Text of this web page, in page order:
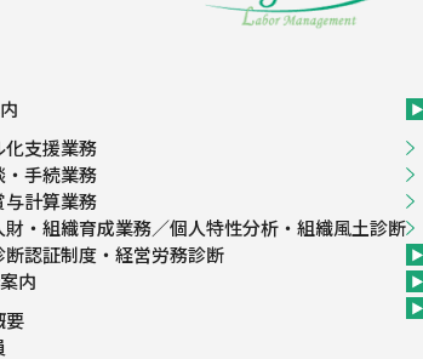
化支援業務
・手続業務
与計算業務
財・組織育成業務／個人特性分析・組織風土診断
断認証制度・経営労務診断
内
要